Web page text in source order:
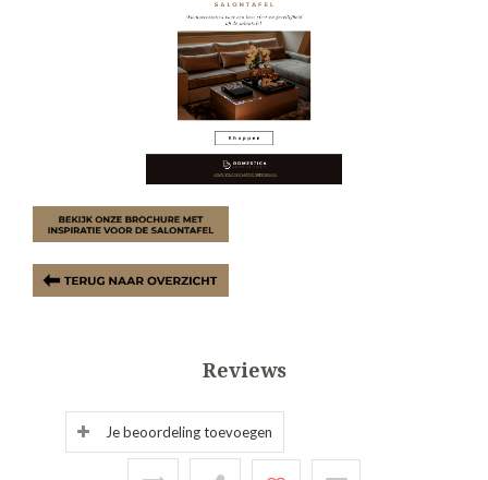
Reviews
Je beoordeling toevoegen